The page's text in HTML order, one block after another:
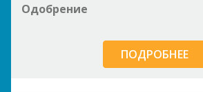
Одобрение
ПОДРОБНЕЕ